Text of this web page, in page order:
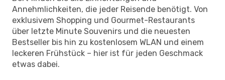
Annehmlichkeiten, die jeder Reisende benötigt. Von
exklusivem Shopping und Gourmet-Restaurants
über letzte Minute Souvenirs und die neuesten
Bestseller bis hin zu kostenlosem WLAN und einem
leckeren Frühstück – hier ist für jeden Geschmack
etwas dabei.